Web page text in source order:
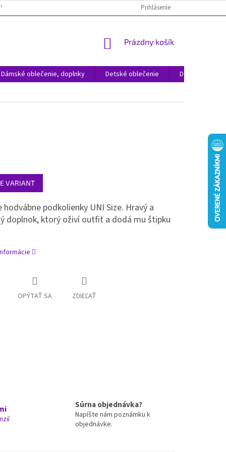
ÚDAJOV VRÁTENIE TOVARU
Prihlásenie
NÁKUPNÝ
Prázdny košík
Dámské oblečenie, doplnky Detské oblečenie
Domácnosť
VARIANT
hodvábne podkolienky UNI Size. Hravý a
doplnok, ktorý oživí outfit a dodá mu štipku
OPÝTAŤ SA ZDIEĽAŤ
Súrna objednávka?
Napíšte nám poznámku k
objednávke.